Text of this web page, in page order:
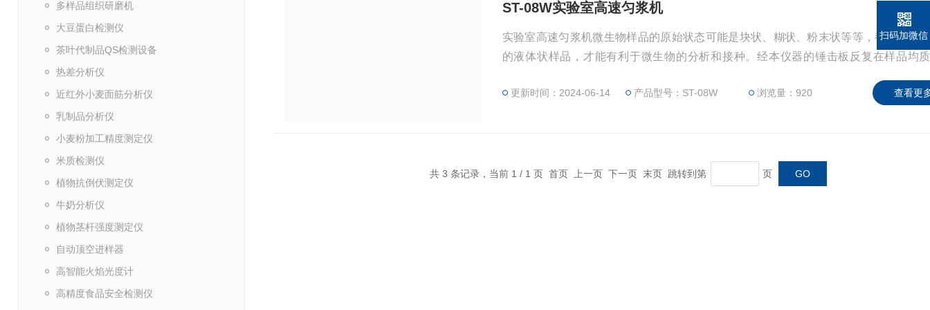
多样品组织研磨机
大豆蛋白检测仪
茶叶代制品QS检测设备
热差分析仪
近红外小麦面筋分析仪
乳制品分析仪
小麦粉加工精度测定仪
米质检测仪
植物抗倒伏测定仪
牛奶分析仪
植物茎杆强度测定仪
自动顶空进样器
高智能火焰光度计
高精度食品安全检测仪
ST-08W实验室高速匀浆机
实验室高速匀浆机微生物样品的原始状态可能是块状、糊状、粉末状等等，都须将其
的液体状样品，才能有利于微生物的分析和接种。经本仪器的锤击板反复在样品均
更新时间：2024-06-14 产品型号：ST-08W 浏览量：920 查看更
共 3 条记录，当前 1 / 1 页 首页 上一页 下一页 末页 跳转到第 页
扫码加微信